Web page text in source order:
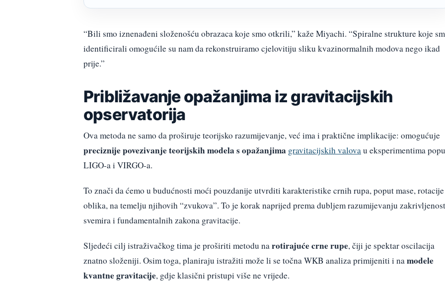
“Bili smo iznenađeni složenošću obrazaca koje smo otkrili,” kaže Miyachi. “Spiralne strukture koje
identificirali omogućile su nam da rekonstruiramo cjelovitiju sliku kvazinormalnih modova nego ikad
prije.”
Približavanje opažanjima iz gravitacijskih
opservatorija
Ova metoda ne samo da proširuje teorijsko razumijevanje, već ima i praktične implikacije: omogućuje
preciznije povezivanje teorijskih modela s opažanjima gravitacijskih valovau eksperimentima
LIGO-a i VIRGO-a.
To znači da ćemo u budućnosti moći pouzdanije utvrditi karakteristike crnih rupa, poput mase,
oblika, na temelju njihovih “zvukova”. To je korak naprijed prema dubljem razumijevanju
svemira i fundamentalnih zakona gravitacije.
Sljedeći cilj istraživačkog tima je proširiti metodu narotirajuće crne rupe, čiji je spektar oscilacija
znatno složeniji. Osim toga, planiraju istražiti može li se točna WKB analiza primijeniti i namodele
kvantne gravitacije, gdje klasični pristupi više ne vrijede.